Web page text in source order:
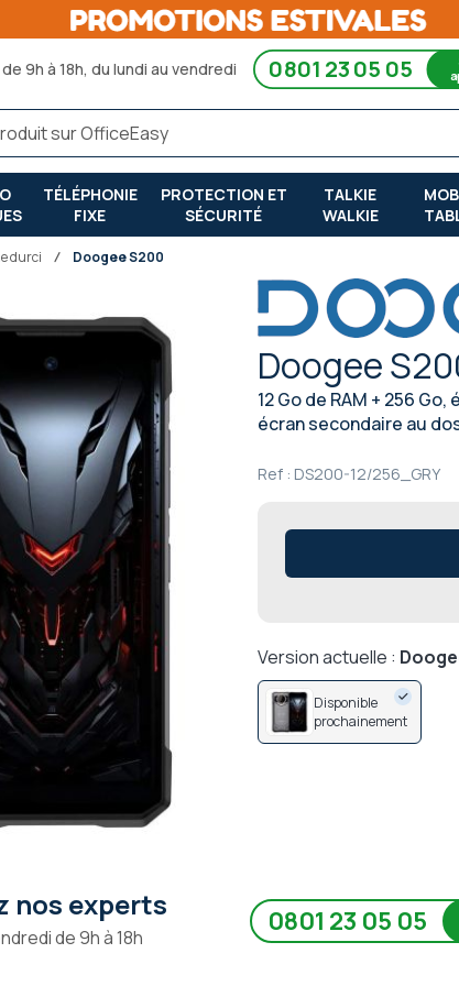
9h à 18h, du lundi au vendredi 0801 23 05 05
TÉLÉPHONIE
FIXE
PROTECTION ET
SÉCURITÉ
TALKIE
WALKIE
durci Doogee S200
Doogee
12 Go de RAM + 256
écran secondaire au
Ref : DS200-12/256_GRY
Version actuelle :
Disponible
prochainement
nos experts
de 9h à 18h 0801 23 05 05